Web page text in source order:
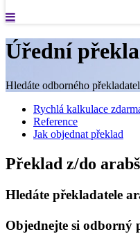
Úřední
Hledáte odborného
Rychlá kalkulace
Reference
Jak objednat překlad
Překlad z/do
Hledáte překladatele
Objednejte si odborný